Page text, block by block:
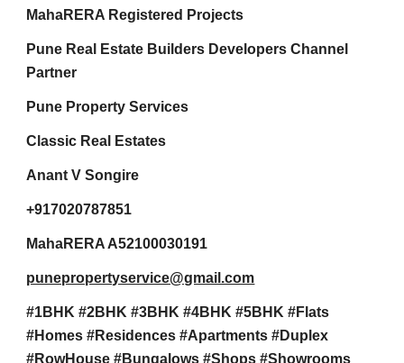
MahaRERA Registered Projects
Pune Real Estate Builders Developers Channel
Partner
Pune Property Services
Classic Real Estates
Anant V Songire
+917020787851
MahaRERA A52100030191
punepropertyservice@gmail.com
#1BHK #2BHK #3BHK #4BHK #5BHK #Flats
#Homes #Residences #Apartments #Duplex
#RowHouse #Bungalows #Shops #Showrooms